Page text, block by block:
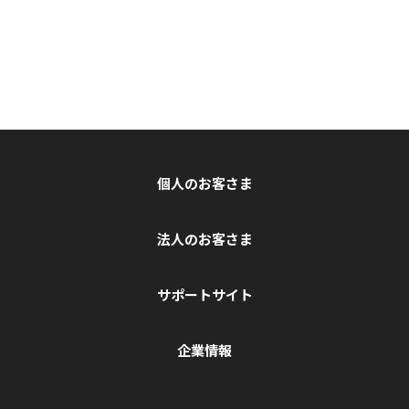
個人のお客さま
法人のお客さま
サポートサイト
企業情報